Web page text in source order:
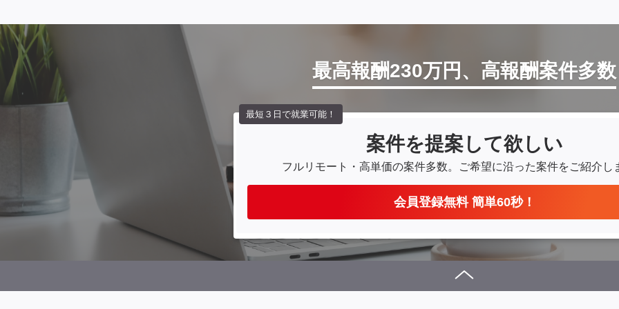
最高報酬230万円、高報酬案件多数
案件を提案して欲しい
フルリモート・高単価の案件多数。 ご希望に沿った案件をご紹介し
会員登録無料 簡単60秒！
最短３日で就業可能！